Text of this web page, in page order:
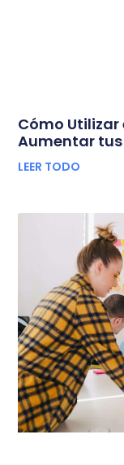
Cómo
Aumentar
LEER TODO